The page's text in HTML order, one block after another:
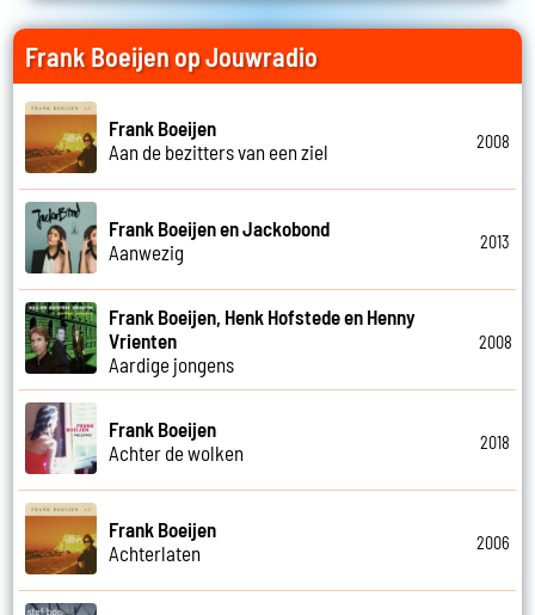
Frank Boeijen op Jouwradio
Frank Boeijen
Aan de bezitters van een ziel
2008
Frank Boeijen en Jackobond
Aanwezig
2013
Frank Boeijen, Henk Hofstede en Henny
Vrienten
Aardige jongens
2008
Frank Boeijen
Achter de wolken
2018
Frank Boeijen
Achterlaten
2006